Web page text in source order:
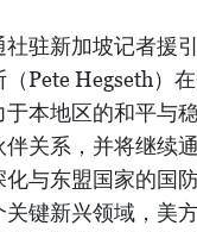
社驻新加坡记者援
（Pete Hegseth）
于本地区的和平与
伴关系，并将继续
化与东盟国家的国
关键新兴领域，美